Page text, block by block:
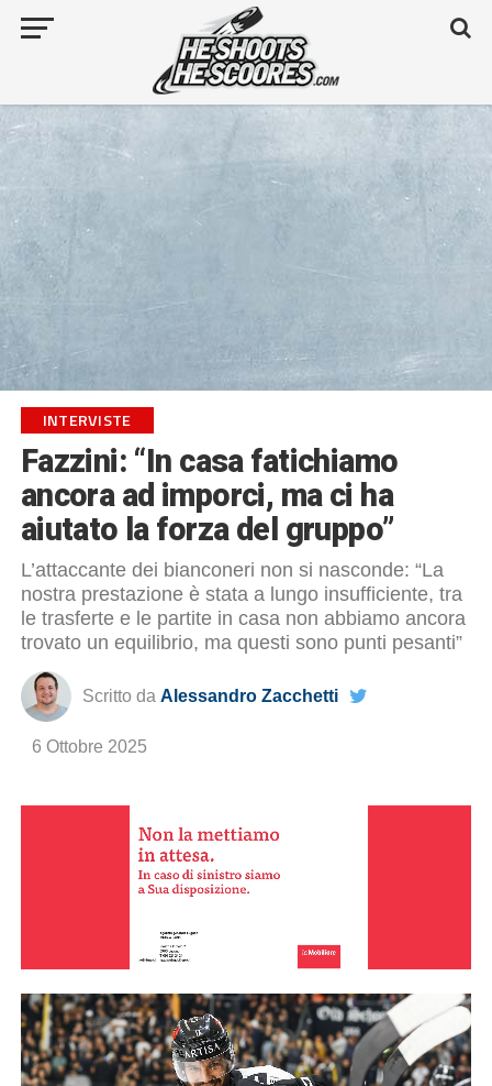
INTERVISTE
Fazzini: “In casa fatichiamo
ancora ad imporci, ma ci ha
aiutato la forza del gruppo”
L’attaccante dei bianconeri non si nasconde: “La
nostra prestazione è stata a lungo insufficiente, tra
le trasferte e le partite in casa non abbiamo ancora
trovato un equilibrio, ma questi sono punti pesanti”
Scritto da Alessandro Zacchetti
6 Ottobre 2025